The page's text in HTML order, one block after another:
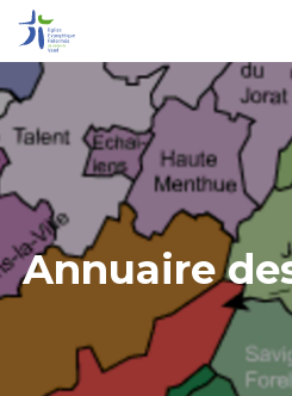
Annuaire
Panneau de gestion des